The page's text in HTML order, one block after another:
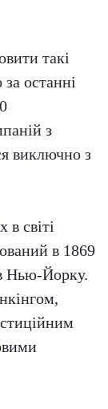
такі
останні
з
виключно з
світі
в 1869
Нью-Йорку.